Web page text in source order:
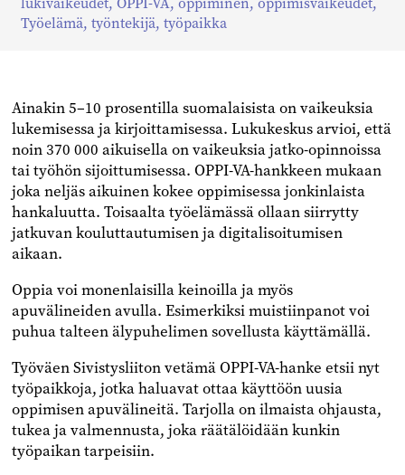
Facebookissa
Twitterissä
Linkedinissä
Työelämä, työntekijä, työpaikka
Ainakin 5–10 prosentilla suomalaisista on vaikeuksia
lukemisessa ja kirjoittamisessa. Lukukeskus arvioi, että
noin 370 000 aikuisella on vaikeuksia jatko-opinnoissa
tai työhön sijoittumisessa. OPPI-VA-hankkeen mukaan
joka neljäs aikuinen kokee oppimisessa jonkinlaista
hankaluutta. Toisaalta työelämässä ollaan siirrytty
jatkuvan kouluttautumisen ja digitalisoitumisen
aikaan.
Oppia voi monenlaisilla keinoilla ja myös
apuvälineiden avulla. Esimerkiksi muistiinpanot voi
puhua talteen älypuhelimen sovellusta käyttämällä.
Työväen Sivistysliiton vetämä OPPI-VA-hanke etsii nyt
työpaikkoja, jotka haluavat ottaa käyttöön uusia
oppimisen apuvälineitä. Tarjolla on ilmaista ohjausta,
tukea ja valmennusta, joka räätälöidään kunkin
työpaikan tarpeisiin.